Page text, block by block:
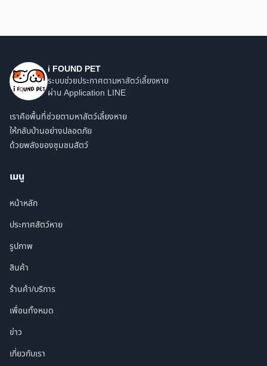
i FOUND PET
ระบบช่วยประกาศตามหาสัตว์เลี้ยงหาย
ผ่าน Application LINE
เราคือพื้นที่ช่วยตามหาสัตว์เลี้ยงหาย
ให้กลับบ้านอย่างปลอดภัย
ด้วยพลังของชุมชนสัตว์
เมนู
หน้าหลัก
ประกาศสัตว์หาย
รูปภาพ
สินค้า
ร้านค้า/บริการ
เพื่อนทั้งหมด
ข่าว
เกี่ยวกับเรา